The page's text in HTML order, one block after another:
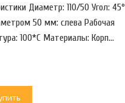
Диаметр: 110/50 Угол: 45°
50 мм: слева Рабочая
100*С Материалы: Корп...